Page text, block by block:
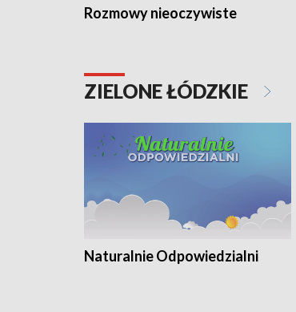
Rozmowy nieoczywiste
ZIELONE ŁÓDZKIE
Naturalnie Odpowiedzialni